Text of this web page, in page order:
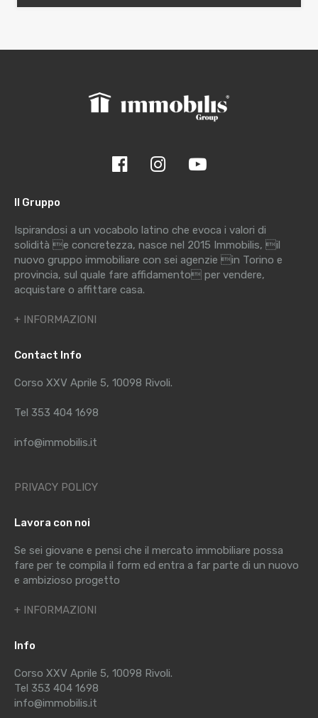
Il Gruppo
Ispirandosi a un vocabolo latino che evoca i valori di
solidità e concretezza, nasce nel 2015 Immobilis, il
nuovo gruppo immobiliare con sei agenzie in Torino e
provincia, sul quale fare affidamento per vendere,
acquistare o affittare casa.
+ INFORMAZIONI
Contact Info
Corso XXV Aprile 5, 10098 Rivoli.
Tel 353 404 1698
info@immobilis.it
PRIVACY POLICY
Lavora con noi
Se sei giovane e pensi che il mercato immobiliare possa
fare per te compila il form ed entra a far parte di un nuovo
e ambizioso progetto
+ INFORMAZIONI
Info
Corso XXV Aprile 5, 10098 Rivoli.
Tel 353 404 1698
info@immobilis.it